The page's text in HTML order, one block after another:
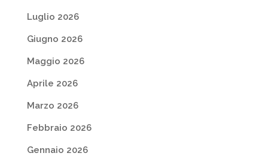
Luglio 2026
Giugno 2026
Maggio 2026
Aprile 2026
Marzo 2026
Febbraio 2026
Gennaio 2026